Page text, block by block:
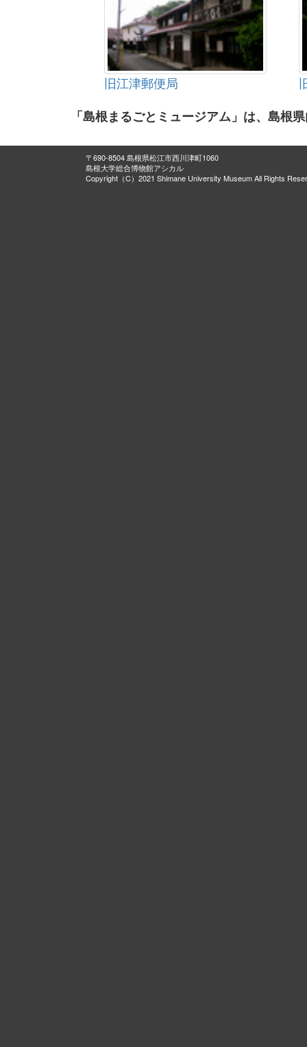
旧江津郵便局
「島根まるごとミュージアム」は、島根
〒690-8504 島根県松江市西川津町1060
島根大学総合博物館アシカル
Copyright（C）2021 Shimane University Museum All Rights